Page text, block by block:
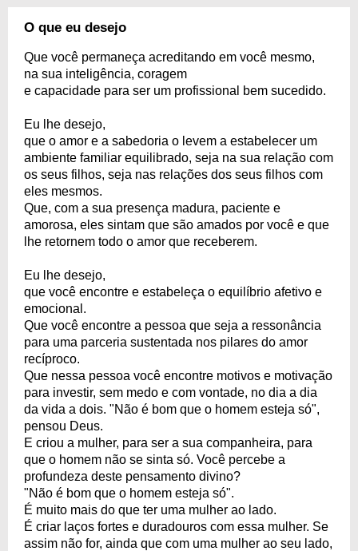
O que eu desejo
Que você permaneça acreditando em você mesmo,
na sua inteligência, coragem
e capacidade para ser um profissional bem sucedido.
Eu lhe desejo,
que o amor e a sabedoria o levem a estabelecer um
ambiente familiar equilibrado, seja na sua relação com
os seus filhos, seja nas relações dos seus filhos com
eles mesmos.
Que, com a sua presença madura, paciente e
amorosa, eles sintam que são amados por você e que
lhe retornem todo o amor que receberem.
Eu lhe desejo,
que você encontre e estabeleça o equilíbrio afetivo e
emocional.
Que você encontre a pessoa que seja a ressonância
para uma parceria sustentada nos pilares do amor
recíproco.
Que nessa pessoa você encontre motivos e motivação
para investir, sem medo e com vontade, no dia a dia
da vida a dois. "Não é bom que o homem esteja só",
pensou Deus.
E criou a mulher, para ser a sua companheira, para
que o homem não se sinta só. Você percebe a
profundeza deste pensamento divino?
"Não é bom que o homem esteja só".
É muito mais do que ter uma mulher ao lado.
É criar laços fortes e duradouros com essa mulher. Se
assim não for, ainda que com uma mulher ao seu lado,